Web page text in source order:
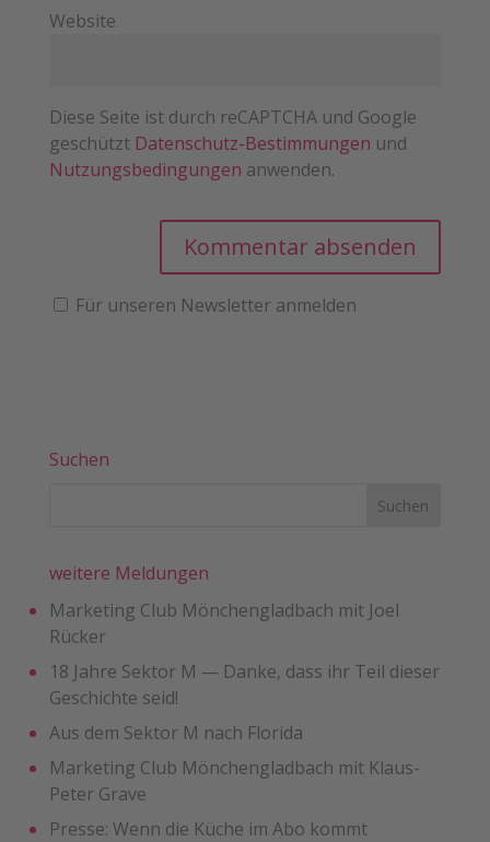
Website
Diese Seite ist durch reCAPTCHA und Google
geschützt Datenschutz-Bestimmungen und
Nutzungsbedingungen anwenden.
Für unseren Newsletter anmelden
Suchen
weitere Meldungen
Marketing Club Mönchengladbach mit Joel
Rücker
18 Jahre Sektor M — Danke, dass ihr Teil dieser
Geschichte seid!
Aus dem Sektor M nach Florida
Marketing Club Mönchengladbach mit Klaus-
Peter Grave
Presse: Wenn die Küche im Abo kommt